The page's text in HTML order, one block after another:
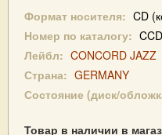
Формат носителя: CD
Номер по каталогу:
Лейбл: CONCORD JAZZ
Страна: GERMANY
Состояние (диск/
Товар в наличии в